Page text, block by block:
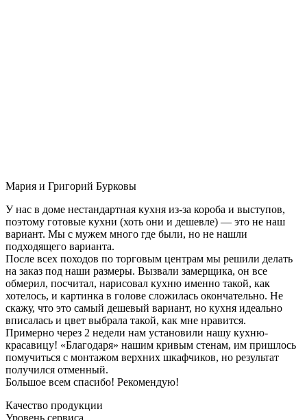
Мария и Григорий Бурковы
У нас в доме нестандартная кухня из-за короба и выступов,
поэтому готовые кухни (хоть они и дешевле) — это не наш
вариант. Мы с мужем много где были, но не нашли
подходящего варианта.
После всех походов по торговым центрам мы решили делать
на заказ под наши размеры. Вызвали замерщика, он все
обмерил, посчитал, нарисовал кухню именно такой, как
хотелось, и картинка в голове сложилась окончательно. Не
скажу, что это самый дешевый вариант, но кухня идеально
вписалась и цвет выбрала такой, как мне нравится.
Примерно через 2 недели нам установили нашу кухню-
красавицу! «Благодаря» нашим кривым стенам, им пришлось
помучиться с монтажом верхних шкафчиков, но результат
получился отменный.
Большое всем спасибо! Рекомендую!
Качество продукции
Уровень сервиса